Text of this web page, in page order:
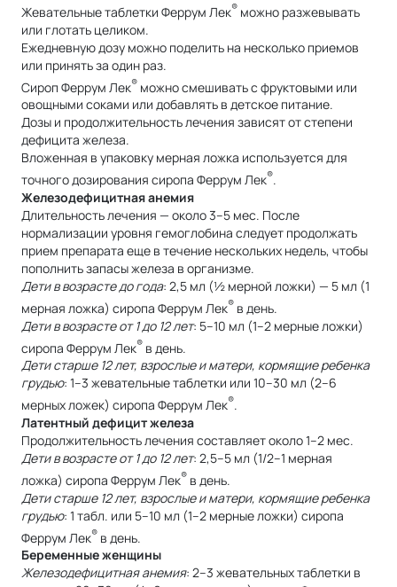
Жевательные таблетки Феррум Лек® можно разжевывать
или глотать целиком.
Ежедневную дозу можно поделить на несколько приемов
или принять за один раз.
Сироп Феррум Лек® можно смешивать с фруктовыми или
овощными соками или добавлять в детское питание.
Дозы и продолжительность лечения зависят от степени
дефицита железа.
Вложенная в упаковку мерная ложка используется для
точного дозирования сиропа Феррум Лек®.
Железодефицитная анемия
Длительность лечения — около 3–5 мес. После
нормализации уровня гемоглобина следует продолжать
прием препарата еще в течение нескольких недель, чтобы
пополнить запасы железа в организме.
Дети в возрасте до года: 2,5 мл (½ мерной ложки) — 5 мл (1
мерная ложка) сиропа Феррум Лек® в день.
Дети в возрасте от 1 до 12 лет: 5–10 мл (1–2 мерные ложки)
сиропа Феррум Лек® в день.
Дети старше 12 лет, взрослые и матери, кормящие ребенка
грудью: 1–3 жевательные таблетки или 10–30 мл (2–6
мерных ложек) сиропа Феррум Лек®.
Латентный дефицит железа
Продолжительность лечения составляет около 1–2 мес.
Дети в возрасте от 1 до 12 лет: 2,5–5 мл (1/2–1 мерная
ложка) сиропа Феррум Лек® в день.
Дети старше 12 лет, взрослые и матери, кормящие ребенка
грудью: 1 табл. или 5–10 мл (1–2 мерные ложки) сиропа
Феррум Лек® в день.
Беременные женщины
Железодефицитная анемия: 2–3 жевательных таблетки в